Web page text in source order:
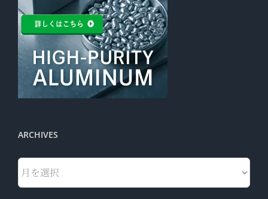
ARCHIVES
Archives